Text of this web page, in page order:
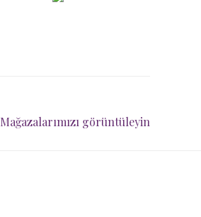
Mağazalarımızı görüntüleyin